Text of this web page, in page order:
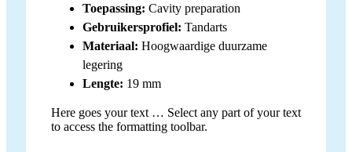
Toepassing: Cavity preparation
Gebruikersprofiel: Tandarts
Materiaal: Hoogwaardige duurzame
legering
Lengte: 19 mm
Here goes your text … Select any part of your text
to access the formatting toolbar.